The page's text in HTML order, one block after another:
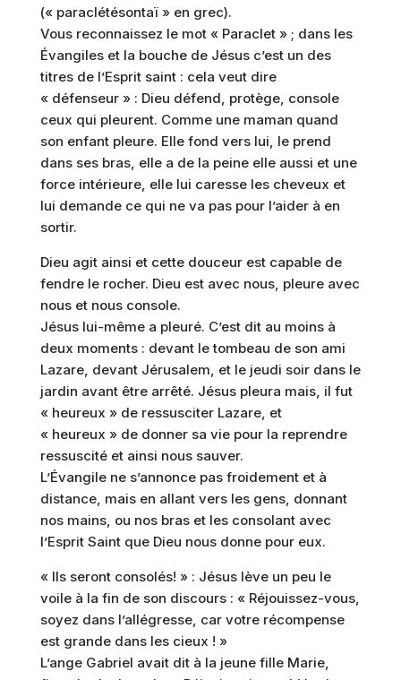
(« paraclétésontaï » en grec).
Vous reconnaissez le mot « Paraclet » ; dans les
Évangiles et la bouche de Jésus c’est un des
titres de l’Esprit saint : cela veut dire
« défenseur » : Dieu défend, protège, console
ceux qui pleurent. Comme une maman quand
son enfant pleure. Elle fond vers lui, le prend
dans ses bras, elle a de la peine elle aussi et une
force intérieure, elle lui caresse les cheveux et
lui demande ce qui ne va pas pour l’aider à en
sortir.
Dieu agit ainsi et cette douceur est capable de
fendre le rocher. Dieu est avec nous, pleure avec
nous et nous console.
Jésus lui-même a pleuré. C’est dit au moins à
deux moments : devant le tombeau de son ami
Lazare, devant Jérusalem, et le jeudi soir dans le
jardin avant être arrêté. Jésus pleura mais, il fut
« heureux » de ressusciter Lazare, et
« heureux » de donner sa vie pour la reprendre
ressuscité et ainsi nous sauver.
L’Évangile ne s’annonce pas froidement et à
distance, mais en allant vers les gens, donnant
nos mains, ou nos bras et les consolant avec
l’Esprit Saint que Dieu nous donne pour eux.
« Ils seront consolés! » : Jésus lève un peu le
voile à la fin de son discours : « Réjouissez-vous,
soyez dans l’allégresse, car votre récompense
est grande dans les cieux ! »
L’ange Gabriel avait dit à la jeune fille Marie,